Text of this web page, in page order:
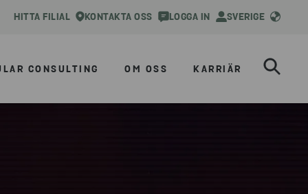
HITTA FILIAL KONTAKTA OSS LOGGA IN SVERIGE
CONSULTING OM OSS KARRIÄR